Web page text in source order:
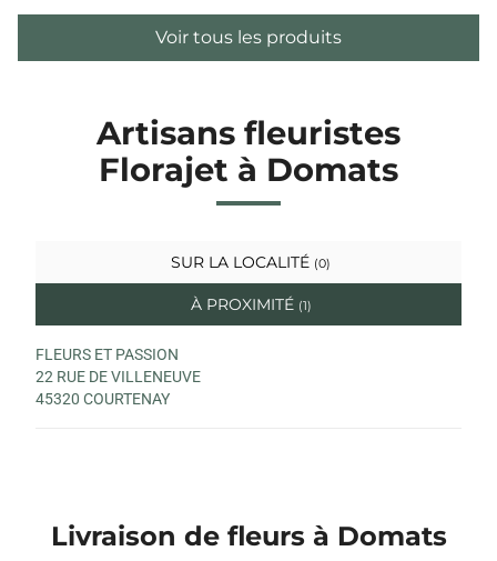
Voir tous les produits
Artisans fleuristes
Florajet à Domats
SUR LA LOCALITÉ (0)
À PROXIMITÉ (1)
FLEURS ET PASSION
22 RUE DE VILLENEUVE
45320 COURTENAY
Livraison de fleurs à Domats